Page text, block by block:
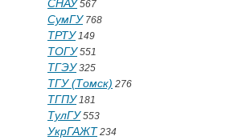
СНАУ567
СумГУ768
ТРТУ149
ТОГУ551
ТГЭУ325
ТГУ (Томск) 276
ТГПУ181
ТулГУ553
УкрГАЖТ 234